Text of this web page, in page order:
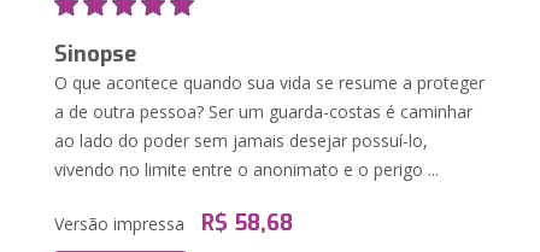
Sinopse
O que acontece quando sua vida se resume a proteger
a de outra pessoa? Ser um guarda-costas é caminhar
ao lado do poder sem jamais desejar possuí-lo,
vivendo no limite entre o anonimato e o perigo ...
Versão impressa R$ 58,68